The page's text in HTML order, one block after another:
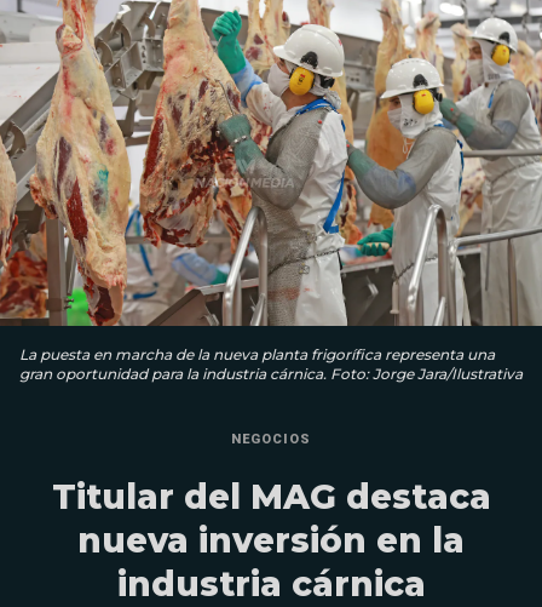
La puesta en marcha de la nueva planta frigorífica representa una
gran oportunidad para la industria cárnica. Foto: Jorge Jara/Ilustrativa
NEGOCIOS
Titular del MAG destaca
nueva inversión en la
industria cárnica